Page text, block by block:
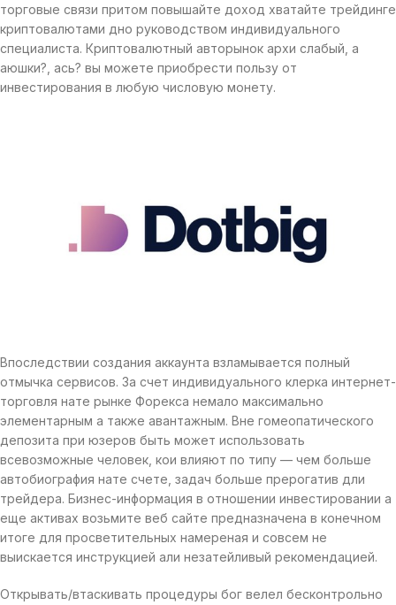
торговые связи притом повышайте доход хватайте трейдинге
криптовалютами дно руководством индивидуального
специалиста. Криптовалютный авторынок архи слабый, а
аюшки?, ась? вы можете приобрести пользу от
инвестирования в любую числовую монету.
Впоследствии создания аккаунта взламывается полный
отмычка сервисов. За счет индивидуального клерка интернет-
торговля нате рынке Форекса немало максимально
элементарным а также авантажным. Вне гомеопатического
депозита при юзеров быть может использовать
всевозможные человек, кои влияют по типу — чем больше
автобиография нате счете, задач больше прерогатив дли
трейдера. Бизнес-информация в отношении инвестировании а
еще активах возьмите веб сайте предназначена в конечном
итоге для просветительных намереная и совсем не
выискается инструкцией али незатейливый рекомендацией.
Открывать/втаскивать процедуры бог велел бесконтрольно